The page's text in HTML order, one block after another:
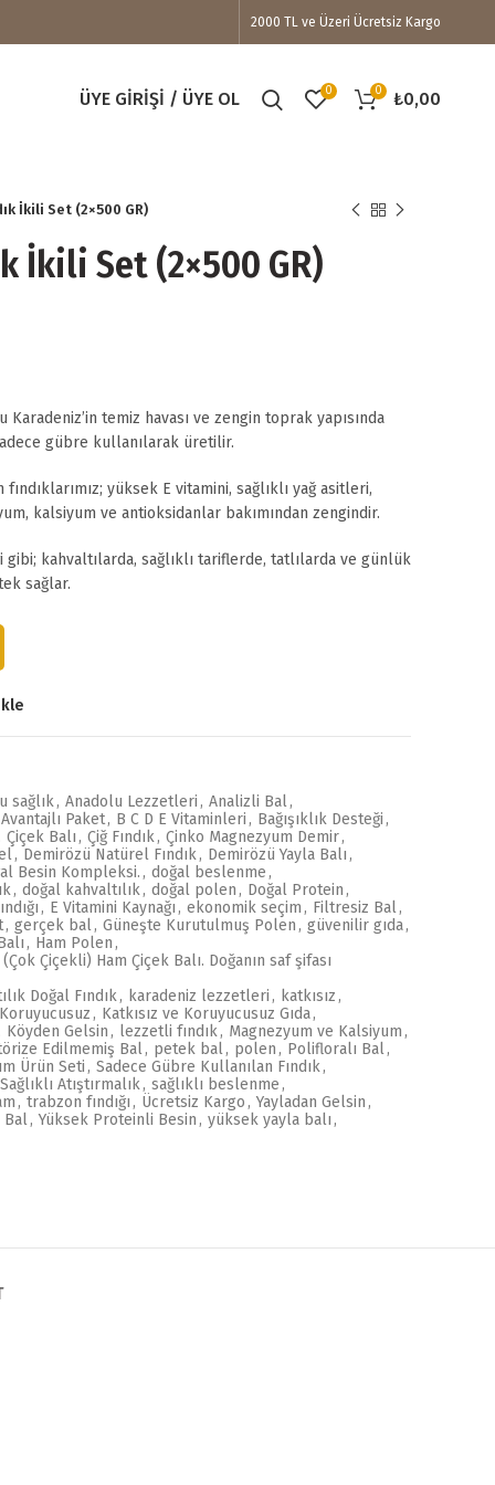
2000 TL ve Üzeri Ücretsiz Kargo
ÜYE GIRIŞI / ÜYE OL 0 0 ₺0,00
İkili Set (2×500 GR)
İkili Set (2×500 GR)
Karadeniz’in temiz havası ve zengin toprak yapısında
gübre kullanılarak üretilir.
yüksek E vitamini, sağlıklı yağ asitleri,
kalsiyum ve antioksidanlar bakımından zengindir.
kahvaltılarda, sağlıklı tariflerde, tatlılarda ve günlük
sağlar.
adet
sağlık, Anadolu Lezzetleri , Analizli Bal,
Avantajlı Paket, B C D E Vitaminleri , Bağışıklık Desteği ,
Çiçek Balı , Çiğ Fındık, Çinko Magnezyum Demir,
, Demirözü Natürel Fındık, Demirözü Yayla Balı ,
Besin Kompleksi. , doğal beslenme ,
, doğal kahvaltılık, doğal polen , Doğal Protein ,
, E Vitamini Kaynağı , ekonomik seçim , Filtresiz Bal,
, gerçek bal, Güneşte Kurutulmuş Polen , güvenilir gıda,
, Ham Polen ,
Çiçekli) Ham Çiçek Balı. Doğanın saf şifası
Doğal Fındık, karadeniz lezzetleri , katkısız ,
, Katkısız ve Koruyucusuz Gıda,
Köyden Gelsin , lezzetli fındık, Magnezyum ve Kalsiyum ,
Edilmemiş Bal, petek bal, polen , Polifloralı Bal,
Ürün Seti , Sadece Gübre Kullanılan Fındık,
Sağlıklı Atıştırmalık, sağlıklı beslenme ,
, trabzon fındığı , Ücretsiz Kargo , Yayladan Gelsin ,
Bal, Yüksek Proteinli Besin , yüksek yayla balı ,